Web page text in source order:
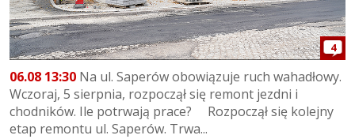
4
06.08 13:30 Na ul. Saperów obowiązuje ruch wahadłowy.
Wczoraj, 5 sierpnia, rozpoczął się remont jezdni i
chodników. Ile potrwają prace? Rozpoczął się kolejny
etap remontu ul. Saperów. Trwa...